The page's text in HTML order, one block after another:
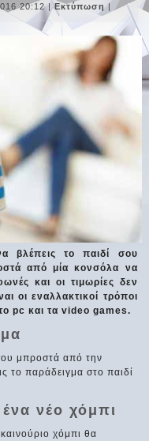
20:12|Εκτύπωση|
βλέπεις το παιδί σου
από μία κονσόλα να
και οι τιμωρίες δεν
οι εναλλακτικοί τρόποι
pc και τα video games.
μπροστά από την
το παράδειγμα στο παιδί
νέο χόμπι
χόμπι θα